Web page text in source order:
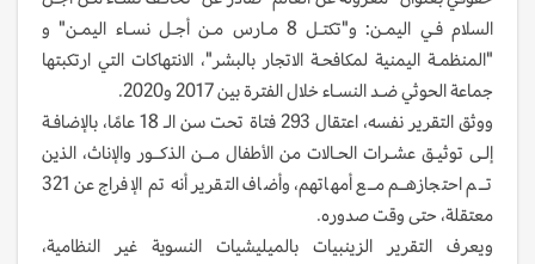
السلام فـي اليمـن: و"تكتـل 8 مـارس مـن أجـل نسـاء اليمـن" و
"المنظمـة اليمنية لمكافحـة الاتجار بالبشر"، الانتهاكات التي ارتكبتها
جماعة الحوثي ضـد النسـاء خلال الفترة بين 2017 و2020.
ووثق التقرير نفسه، اعتقال 293 فتاة تحت سن الـ 18 عامًا، بالإضافـة
إلـى توثيـق عشـرات الحـالات من الأطفال مــن الذكــور والإناث، الذين
تــم احتجازهــم مــع أمهاتهم، وأضاف التقرير أنه تم الإفراج عن 321
معتقلة، حتى وقت صدوره.
ويعرف التقرير الزينبيات بالميليشيات النسوية غير النظامية،